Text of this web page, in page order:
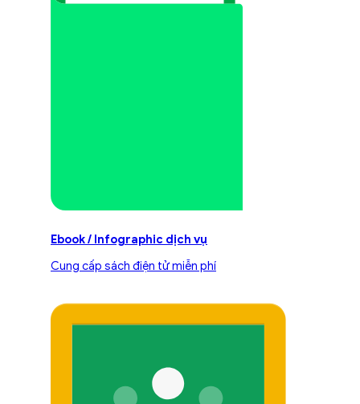
Ebook / Infographic dịch vụ
Cung cấp sách điện tử miễn phí